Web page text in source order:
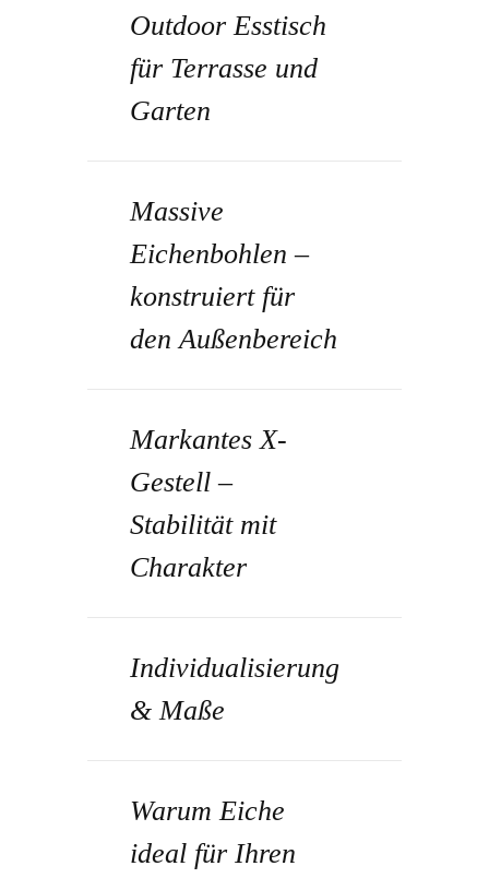
Outdoor Esstisch
für Terrasse und
Garten
Massive
Eichenbohlen –
konstruiert für
den Außenbereich
Markantes X-
Gestell –
Stabilität mit
Charakter
Individualisierung
& Maße
Warum Eiche
ideal für Ihren